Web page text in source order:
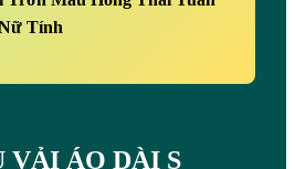
Tính
VẢI ÁO DÀI S